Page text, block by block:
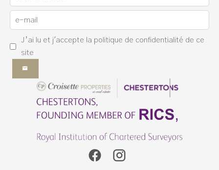
J’ai lu et j'accepte la politique de confidentialité de ce
site